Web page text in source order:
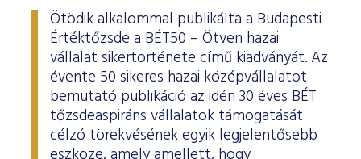
Ötödik alkalommal publikálta a Budapesti
Értéktőzsde a BÉT50 – Ötven hazai
vállalat sikertörténete című kiadványát. Az
évente 50 sikeres hazai középvállalatot
bemutató publikáció az idén 30 éves BÉT
tőzsdeaspiráns vállalatok támogatását
célzó törekvésének egyik legjelentősebb